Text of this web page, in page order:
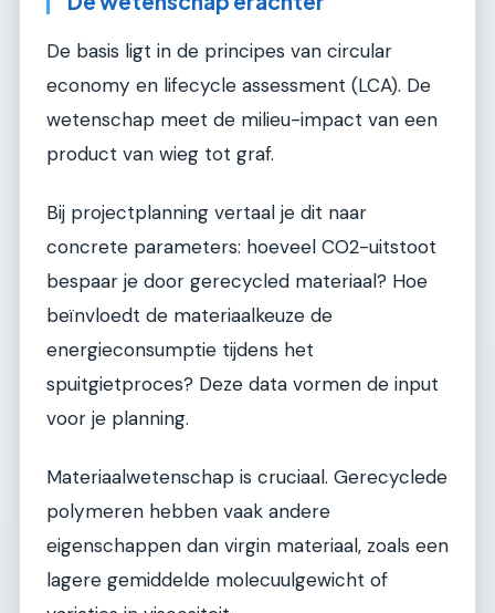
De basis ligt in de principes van circular
economy en lifecycle assessment (LCA). De
wetenschap meet de milieu-impact van een
product van wieg tot graf.
Bij projectplanning vertaal je dit naar
concrete parameters: hoeveel CO2-uitstoot
bespaar je door gerecycled materiaal? Hoe
beïnvloedt de materiaalkeuze de
energieconsumptie tijdens het
spuitgietproces? Deze data vormen de input
voor je planning.
Materiaalwetenschap is cruciaal. Gerecyclede
polymeren hebben vaak andere
eigenschappen dan virgin materiaal, zoals een
lagere gemiddelde molecuulgewicht of